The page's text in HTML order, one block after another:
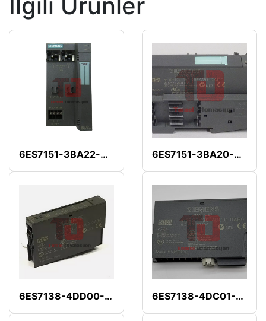
6ES7151-3BA22-0AB0 6ES7151-3BA20-0AB0
6ES7138-4DD00-0AB0 6ES7138-4DC01-0AB0